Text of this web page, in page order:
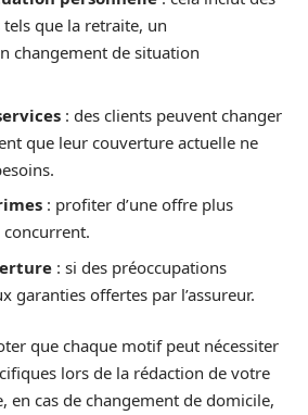
que la retraite, un
changement de situation
: des clients peuvent changer
que leur couverture actuelle ne
: profiter d’une offre plus
concurrent.
: si des préoccupations
garanties offertes par l’assureur.
que chaque motif peut nécessiter
lors de la rédaction de votre
en cas de changement de domicile,